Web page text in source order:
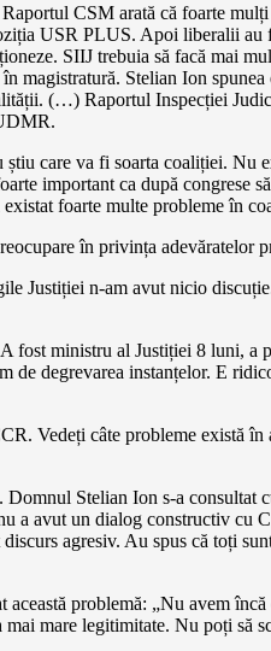
CSM arată că foarte
USR PLUS. Apoi liberalii
SIIJ trebuia să facă mai
Stelian Ion
(…) Raportul Inspecției
care va fi soarta coaliției. Nu
important ca după congrese
foarte multe probleme în
în privința adevăratelor
Justiției n-am avut nicio
fost ministru al Justiției 8 luni,
degrevarea instanțelor. E
Vedeți câte probleme există
Stelian Ion s-a
a avut un dialog constructiv
agresiv. Au spus că toți
problemă: „Nu avem
mare legitimitate. Nu poți să